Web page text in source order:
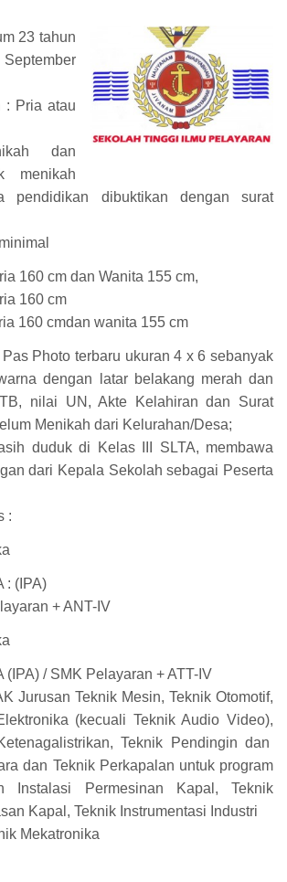
23 tahun
: Pria atau
dan
menikah
pendidikan dibuktikan dengan surat
160 cm dan Wanita 155 cm,
160 cm
160 cmdan wanita 155 cm
Photo terbaru ukuran 4 x 6 sebanyak
dengan latar belakang merah dan
nilai UN, Akte Kelahiran dan Surat
Menikah dari Kelurahan/Desa;
duduk di Kelas III SLTA, membawa
dari Kepala Sekolah sebagai Peserta
:
: (IPA)
+ ANT-IV
(IPA) / SMK Pelayaran + ATT-IV
Jurusan Teknik Mesin, Teknik Otomotif,
(kecuali Teknik Audio Video),
Teknik Pendingin dan
dan Teknik Perkapalan untuk program
Instalasi Permesinan Kapal, Teknik
Kapal, Teknik Instrumentasi Industri
Mekatronika